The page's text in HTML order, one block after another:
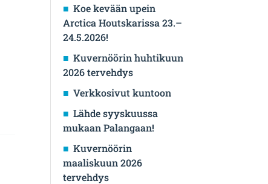
Koe kevään upein
Arctica Houtskarissa 23.–
24.5.2026!
Kuvernöörin huhtikuun
2026 tervehdys
Verkkosivut kuntoon
Lähde syyskuussa
mukaan Palangaan!
Kuvernöörin
maaliskuun 2026
tervehdys